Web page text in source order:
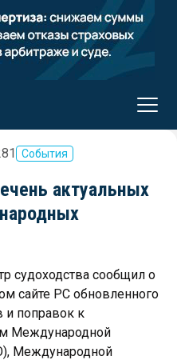
События
актуальных
судоходства сообщил о
сайте РС обновленного
и поправок к
Международной
Международной